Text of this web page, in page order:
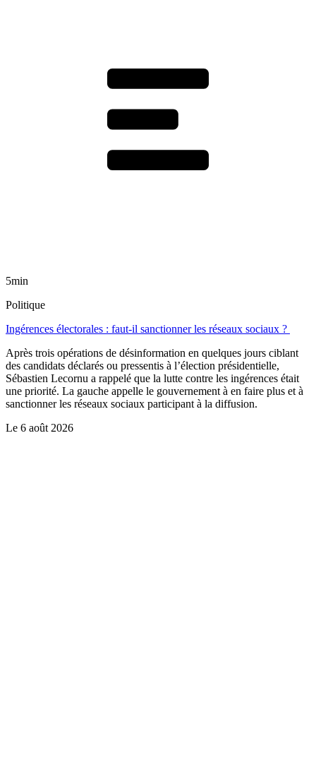
5min
Politique
Ingérences électorales : faut-il sanctionner les réseaux sociaux ?
Après trois opérations de désinformation en quelques jours ciblant
des candidats déclarés ou pressentis à l’élection présidentielle,
Sébastien Lecornu a rappelé que la lutte contre les ingérences était
une priorité. La gauche appelle le gouvernement à en faire plus et à
sanctionner les réseaux sociaux participant à la diffusion.
Le 6 août 2026